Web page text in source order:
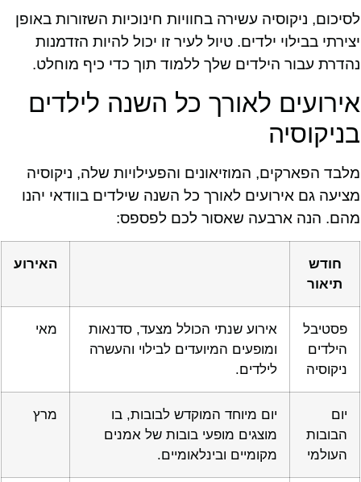
לסיכום, ניקוסיה עשירה בחוויות חינוכיות השזורות באופן
יצירתי בבילוי ילדים. טיול לעיר זו יכול להיות הזדמנות
נהדרת עבור הילדים שלך ללמוד תוך כדי כיף מוחלט.
אירועים לאורך כל השנה לילדים
בניקוסיה
מלבד הפארקים, המוזיאונים והפעילויות שלה, ניקוסיה
מציעה גם אירועים לאורך כל השנה שילדים בוודאי יהנו
מהם. הנה ארבעה שאסור לכם לפספס:
חודש
תיאור
האירוע
פסטיבל
הילדים
ניקוסיה
אירוע שנתי הכולל מצעד, סדנאות
ומופעים המיועדים לבילוי והעשרה
לילדים.
מאי
יום
הבובות
העולמי
יום מיוחד המוקדש לבובות, בו
מוצגים מופעי בובות של אמנים
מקומיים ובינלאומיים.
מרץ